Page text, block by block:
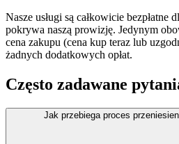
Nasze usługi są całkowicie bezpłatne
pokrywa naszą prowizję. Jedynym
cena zakupu (cena kup teraz lub
żadnych dodatkowych opłat.
Często zadawane
Jak przebiega proces